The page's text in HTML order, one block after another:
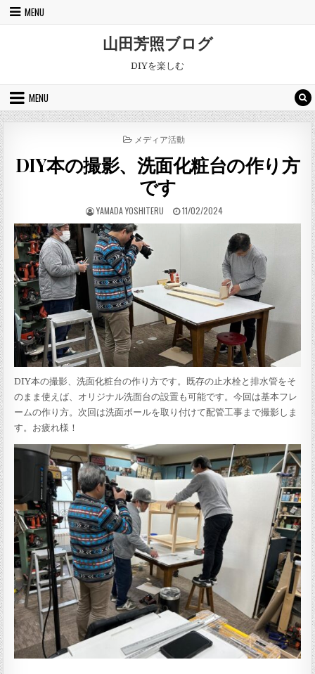
Skip to content
MENU
山田芳照ブログ
DIYを楽しむ
MENU
POSTED IN
メディア活動
DIY本の撮影、洗面化粧台の作り方
です
AUTHOR:
YAMADA YOSHITERU PUBLISHED DATE:
11/02/2024
DIY本の撮影、洗面化粧台の作り方です。既存の止水栓と排水管をそ
のまま使えば、オリジナル洗面台の設置も可能です。今回は基本フレ
ームの作り方。次回は洗面ボールを取り付けて配管工事まで撮影しま
す。お疲れ様！